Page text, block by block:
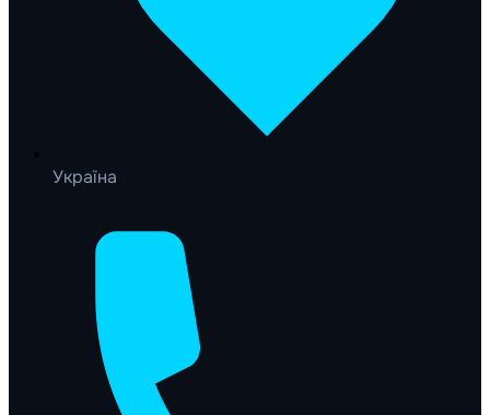
Україна